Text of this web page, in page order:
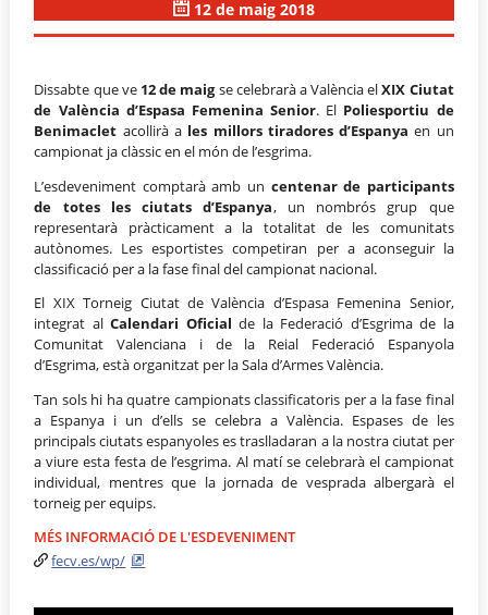
12 de maig 2018
Dissabte que ve 12 de maigse celebrarà a València elXIX Ciutat
de València d’Espasa Femenina Senior. El Poliesportiu de
Benimaclet acollirà a les millors tiradores d’Espanya en un
campionat ja clàssic en el món de l’esgrima.
L’esdeveniment comptarà amb un centenar de participants
de totes les ciutats d’Espanya, un nombrós grup que
representarà pràcticament a la totalitat de les comunitats
autònomes. Les esportistes competiran per a aconseguir la
classificació per a la fase final del campionat nacional.
El XIX Torneig Ciutat de València d’Espasa Femenina Senior,
integrat alCalendari Oficial de la Federació d’Esgrima de la
Comunitat Valenciana i de la Reial Federació Espanyola
d’Esgrima, està organitzat per la Sala d’Armes València.
Tan sols hi ha quatre campionats classificatoris per a la fase final
a Espanya i un d’ells se celebra a València. Espases de les
principals ciutats espanyoles es traslladaran a la nostra ciutat per
a viure esta festa de l’esgrima. Al matí se celebrarà el campionat
individual, mentres que la jornada de vesprada albergarà el
torneig per equips.
MÉS INFORMACIÓ DE L'ESDEVENIMENT
fecv.es/wp/